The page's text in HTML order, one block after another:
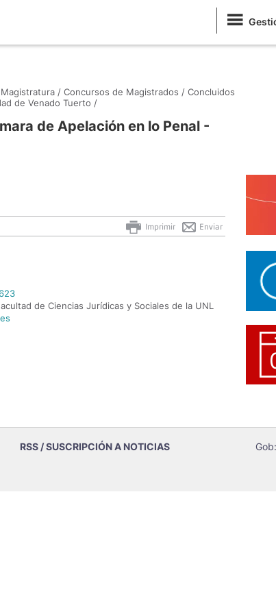
/ Concursos de Magistrados / Concluidos
de Venado Tuerto /
de Apelación en lo Penal -
Enviar
Imprimir
de Ciencias Jurídicas y Sociales de la UNL
RSS / SUSCRIPCIÓN A NOTICIAS